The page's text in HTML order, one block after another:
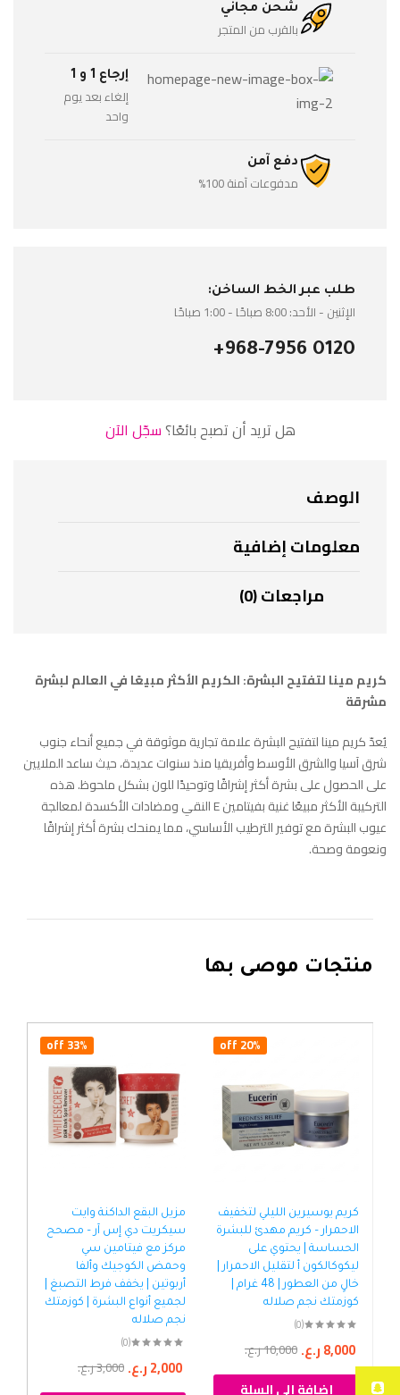
شحن مجاني
بالقرب من المتجر
إرجاع 1 و 1
إلغاء بعد يوم
واحد
دفع آمن
مدفوعات آمنة 100%
طلب عبر الخط الساخن:
الإثنين - الأحد: 8:00 صباحًا - 1:00 صباحًا
+968-7956 0120
هل تريد أن تصبح بائعًا؟سجّل الآن
الوصف
معلومات إضافية
مراجعات (0)
كريم مينا لتفتيح البشرة: الكريم الأكثر مبيعًا في العالم لبشرة
مشرقة
يُعدّ كريم مينا لتفتيح البشرة علامة تجارية موثوقة في جميع أنحاء جنوب
شرق آسيا والشرق الأوسط وأفريقيا منذ سنوات عديدة، حيث ساعد الملايين
على الحصول على بشرة أكثر إشراقًا وتوحيدًا للون بشكل ملحوظ. هذه
التركيبة الأكثر مبيعًا غنية بفيتامين E النقي ومضادات الأكسدة لمعالجة
عيوب البشرة مع توفير الترطيب الأساسي، مما يمنحك بشرة أكثر إشراقًا
ونعومة وصحة.
منتجات موصى بها
20% off
كريم يوسيرين الليلي لتخفيف
الاحمرار – كريم مهدئ للبشرة
الحساسة | يحتوي على
ليكوكالكون أ لتقليل الاحمرار |
خالٍ من العطور | 48 غرام |
كوزمتك نجم صلاله
(0)
10,000ر.ع. 8,000ر.ع.
إضافة إلى السلة
33% off
مزيل البقع الداكنة وايت
سيكريت دي إس آر – مصحح
مركز مع فيتامين سي
وحمض الكوجيك وألفا
أربوتين | يخفف فرط التصبغ |
لجميع أنواع البشرة | كوزمتك
نجم صلاله
(0)
3,000ر.ع. 2,000ر.ع.